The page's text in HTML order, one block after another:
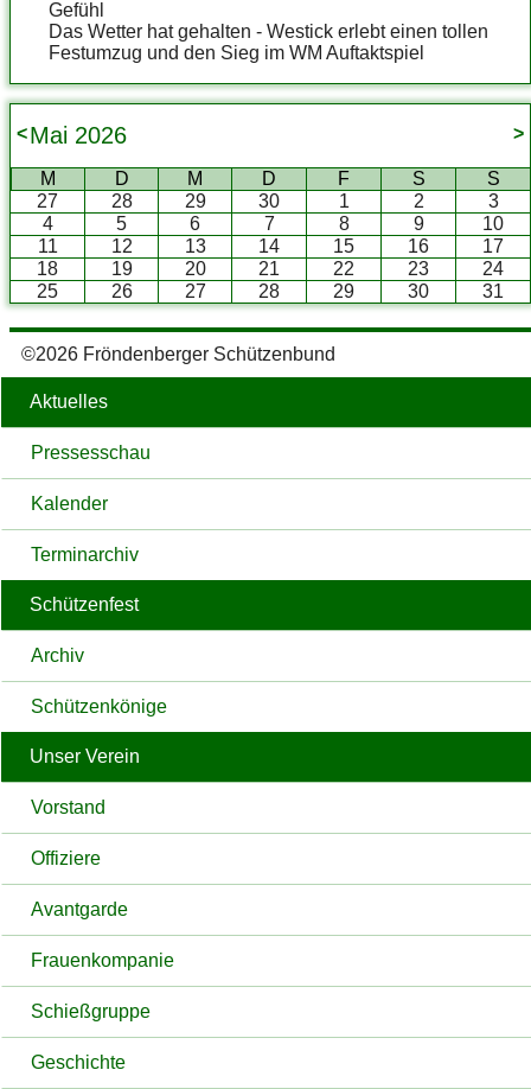
Aktuelles
Pressesschau
Kalender
Terminarchiv
Schützenfest
Archiv
Schützenkönige
Unser Verein
Vorstand
Offiziere
Avantgarde
Frauenkompanie
Schießgruppe
Geschichte
Gefühl
Das Wetter hat gehalten - Westick erlebt einen tollen
Festumzug und den Sieg im WM Auftaktspiel
Mai 2026
< >
M D M D F S
S
27
28 29 30 1 2
3
4
5 6 7 8 9
10
11
12 13 14 15 16
17
18
19 20 21 22 23
24
25
26 27 28 29 30 31
©2026 Fröndenberger Schützenbund